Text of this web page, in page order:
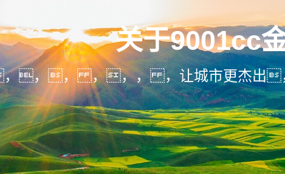
关于9001cc
，，， ，，， ，让城市更杰出